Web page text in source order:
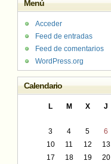
Menú
Acceder
Feed de entradas
Feed de comentarios
WordPress.org
Calendario
L M X J
3
4 5 6
10
11 12 13
17
18 19 20